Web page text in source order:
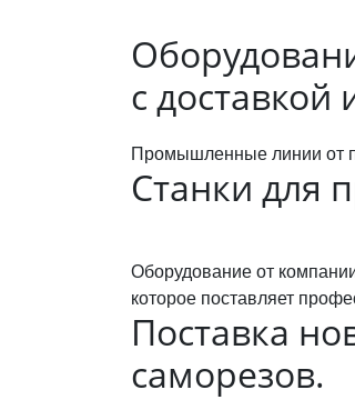
с доставкой
Промышленные линии от
Станки для
Оборудование от
которое поставляет
Поставка
саморезов.